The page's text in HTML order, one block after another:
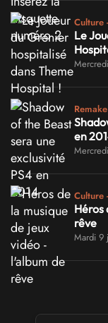
Culture
Le
Remake
en
Culture
Héros
rêve
Mardi 9